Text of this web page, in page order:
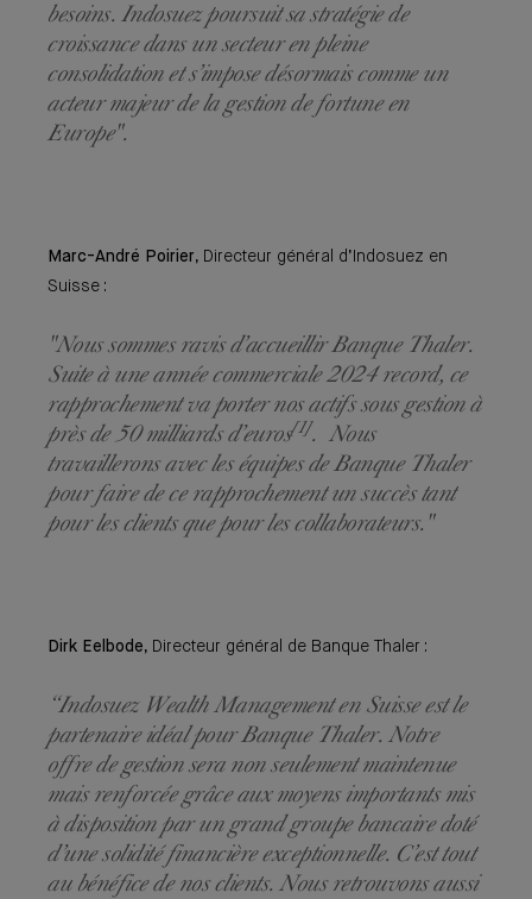
besoins. Indosuez poursuit sa stratégie de
croissance dans un secteur en pleine
consolidation et s’impose désormais comme un
acteur majeur de la gestion de fortune en
Europe".
Marc-André Poirier, Directeur général d’Indosuez en
Suisse :
"Nous sommes ravis d’accueillir Banque Thaler.
Suite à une année commerciale 2024 record, ce
rapprochement va porter nos actifs sous gestion à
près de 50 milliards d’euros[1]. Nous
travaillerons avec les équipes de Banque Thaler
pour faire de ce rapprochement un succès tant
pour les clients que pour les collaborateurs."
Dirk Eelbode, Directeur général de Banque Thaler :
“Indosuez Wealth Management en Suisse est le
partenaire idéal pour Banque Thaler. Notre
offre de gestion sera non seulement maintenue
mais renforcée grâce aux moyens importants mis
à disposition par un grand groupe bancaire doté
d’une solidité financière exceptionnelle. C’est tout
au bénéfice de nos clients. Nous retrouvons aussi